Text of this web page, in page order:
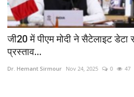
जी20 में पीएम मोदी ने सैटेलाइट डेटा
प्रस्ताव...
Dr. Hemant Sirmour Nov 24, 2025 0 47